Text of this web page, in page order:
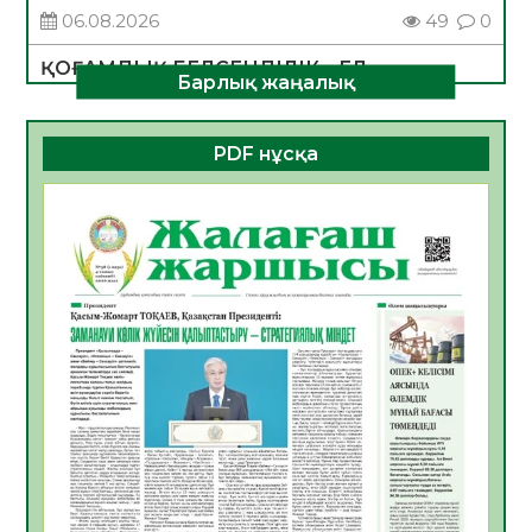
06.08.2026
49 0
ҚОҒАМДЫҚ БЕЛСЕНДІЛІК – ЕЛ
ДАМУЫНЫҢ НЕГІЗІ
06.08.2026
47 0
ҚҰРЫЛТАЙ САЙЛАУЫ – БОЛАШАҚҚА
06.08.2026
Инфекциялық ауруларға қарсы иммундау
жұмыстарының тиімділігі
06.08.2026
51
Көкжөтел ауруы туралы
06.08.2026
49
АПВ вакцинасы туралы мәлімет
06.08.2026
47
Барлық жаңалық
PDF нұсқа